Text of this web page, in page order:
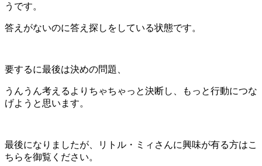
うです。
答えがないのに答え探しをしている状態です。
要するに最後は決めの問題、
うんうん考えるよりちゃちゃっと決断し、もっと行動につな
げようと思います。
最後になりましたが、リトル・ミィさんに興味が有る方はこ
ちらを御覧ください。